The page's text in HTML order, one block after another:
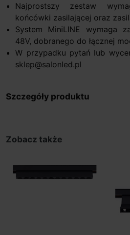
Najprostszy zestaw
końcówki zasilającej oraz
System MiniLINE wymaga
48V, dobranego do łącznej
W przypadku pytań lub
sklep@salonled.pl
Szczegóły produktu
Zobacz także